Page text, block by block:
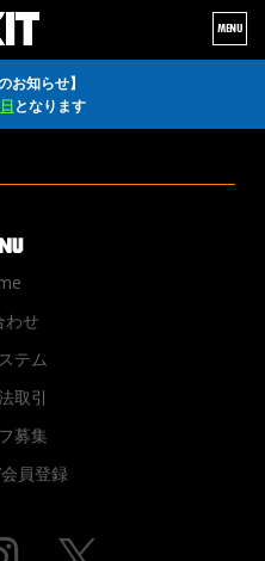
お知らせ】
となります
MENU
わせ
テム
取引
募集
員登録